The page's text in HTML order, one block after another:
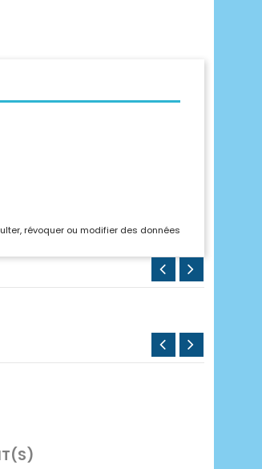
révoquer ou modifier des données